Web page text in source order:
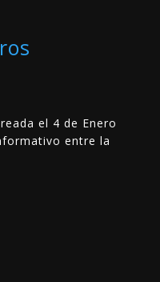
el 4 de Enero
entre la